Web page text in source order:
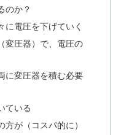
のか？
に電圧を下げていく
変圧器）で、電圧の
に変圧器を積む必要
ている
が（コスパ的に）